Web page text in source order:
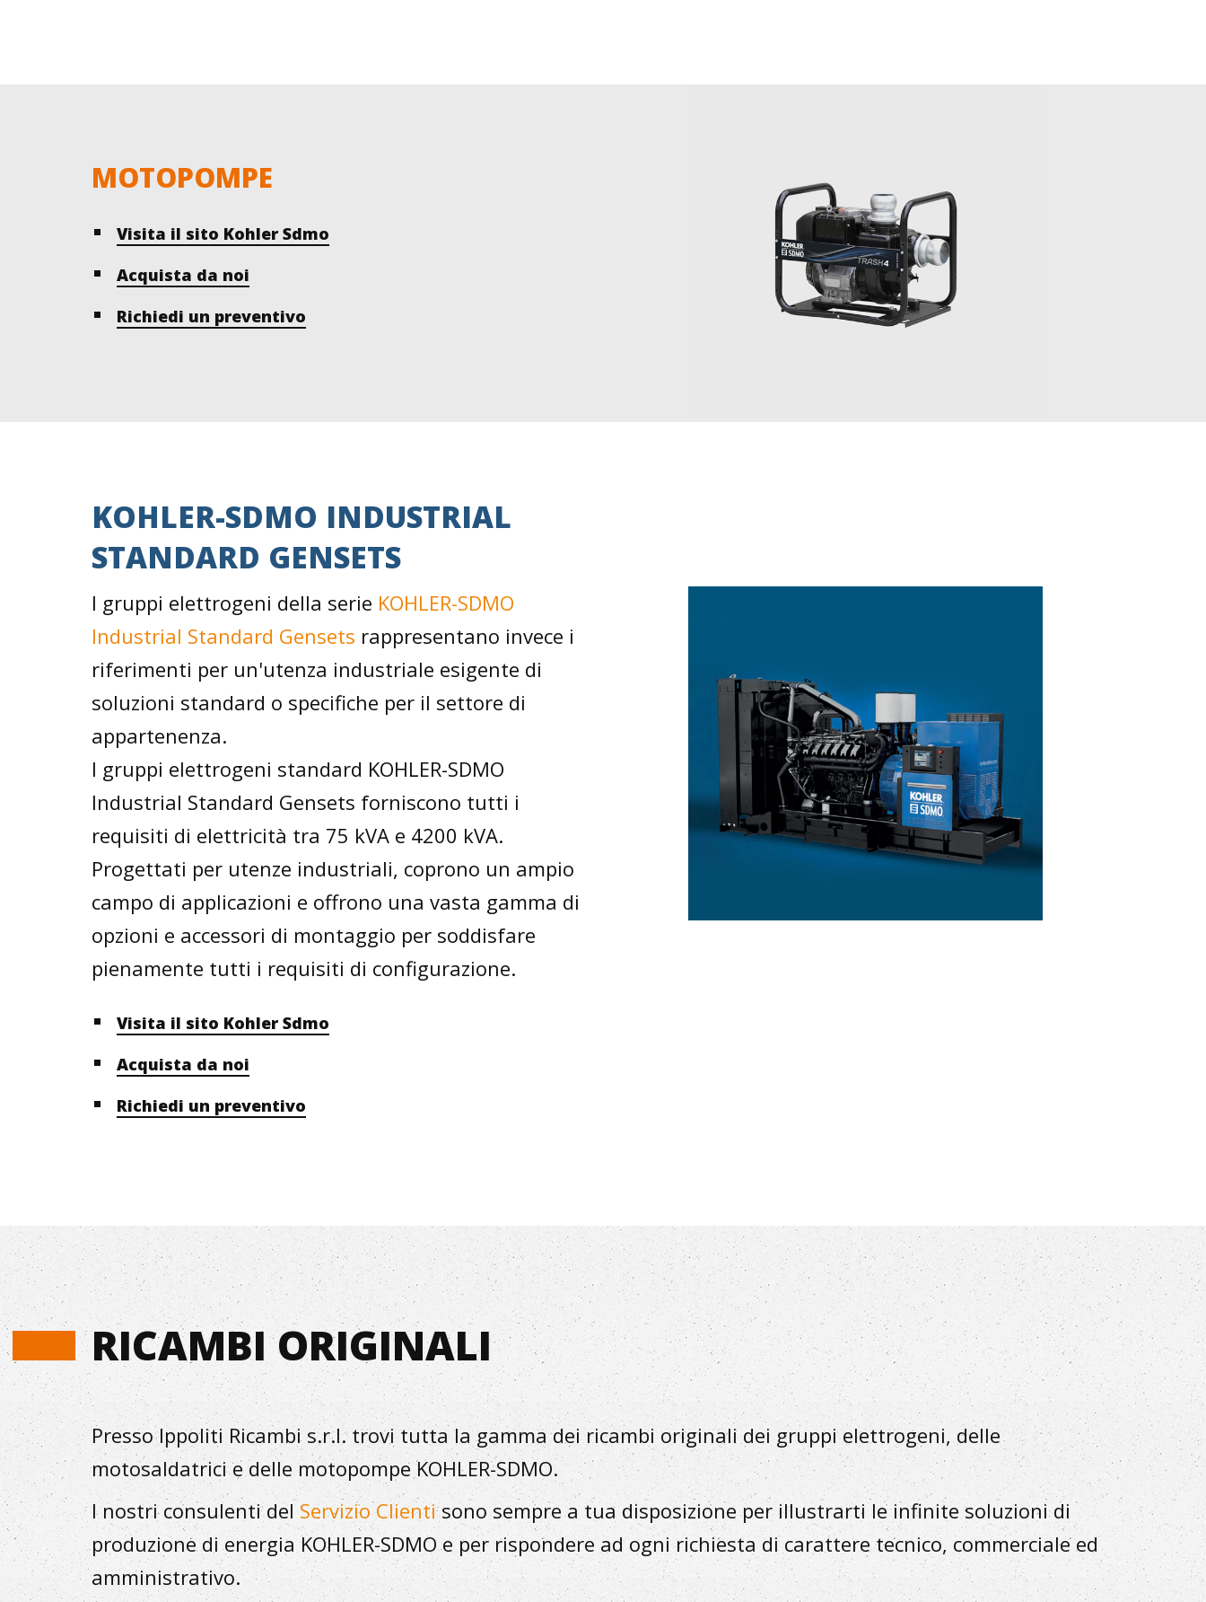
MOTOPOMPE
Visita il sito Kohler Sdmo
Acquista da noi
Richiedi un preventivo
KOHLER-SDMO INDUSTRIAL
STANDARD GENSETS
I gruppi elettrogeni della serie KOHLER-SDMO
Industrial Standard Gensets rappresentano invece i
riferimenti per un'utenza industriale esigente di
soluzioni standard o specifiche per il settore di
appartenenza.
I gruppi elettrogeni standard KOHLER-SDMO
Industrial Standard Gensets forniscono tutti i
requisiti di elettricità tra 75 kVA e 4200 kVA.
Progettati per utenze industriali, coprono un ampio
campo di applicazioni e offrono una vasta gamma di
opzioni e accessori di montaggio per soddisfare
pienamente tutti i requisiti di configurazione.
Visita il sito Kohler Sdmo
Acquista da noi
Richiedi un preventivo
RICAMBI ORIGINALI
Presso Ippoliti Ricambi s.r.l. trovi tutta la gamma dei ricambi originali dei gruppi elettrogeni, delle
motosaldatrici e delle motopompe KOHLER-SDMO.
I nostri consulenti del Servizio Clientisono sempre a tua disposizione per illustrarti le infinite soluzioni di
produzione di energia KOHLER-SDMO e per rispondere ad ogni richiesta di carattere tecnico, commerciale ed
amministrativo.